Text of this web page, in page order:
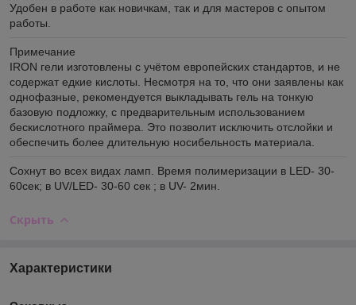
Удобен в работе как новичкам, так и для мастеров с опытом
работы.
Примечание
IRON гели изготовлены с учётом европейских стандартов, и не
содержат едкие кислоты. Несмотря на то, что они заявлены как
однофазные, рекомендуется выкладывать гель на тонкую
базовую подложку, с предварительным использованием
бескислотного праймера. Это позволит исключить отслойки и
обеспечить более длительную носибельность материала.
Сохнут во всех видах ламп. Время полимеризации в LED- 30-
60сек; в UV/LED- 30-60 сек ; в UV- 2мин.
Скрыть
Характеристики